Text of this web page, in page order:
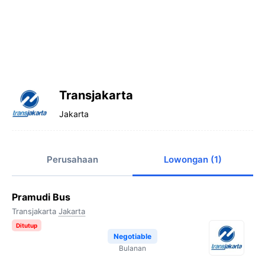
Transjakarta
Jakarta
Perusahaan Lowongan (1)
Pramudi Bus
Transjakarta Jakarta
Ditutup
Negotiable
Bulanan